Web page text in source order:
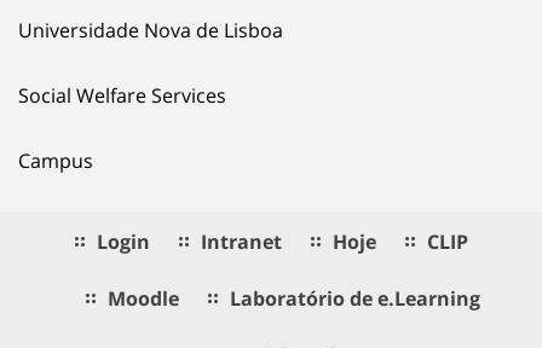
Universidade Nova de Lisboa
Social Welfare Services
Campus
Login Intranet Hoje CLIP
Moodle Laboratório de e.Learning